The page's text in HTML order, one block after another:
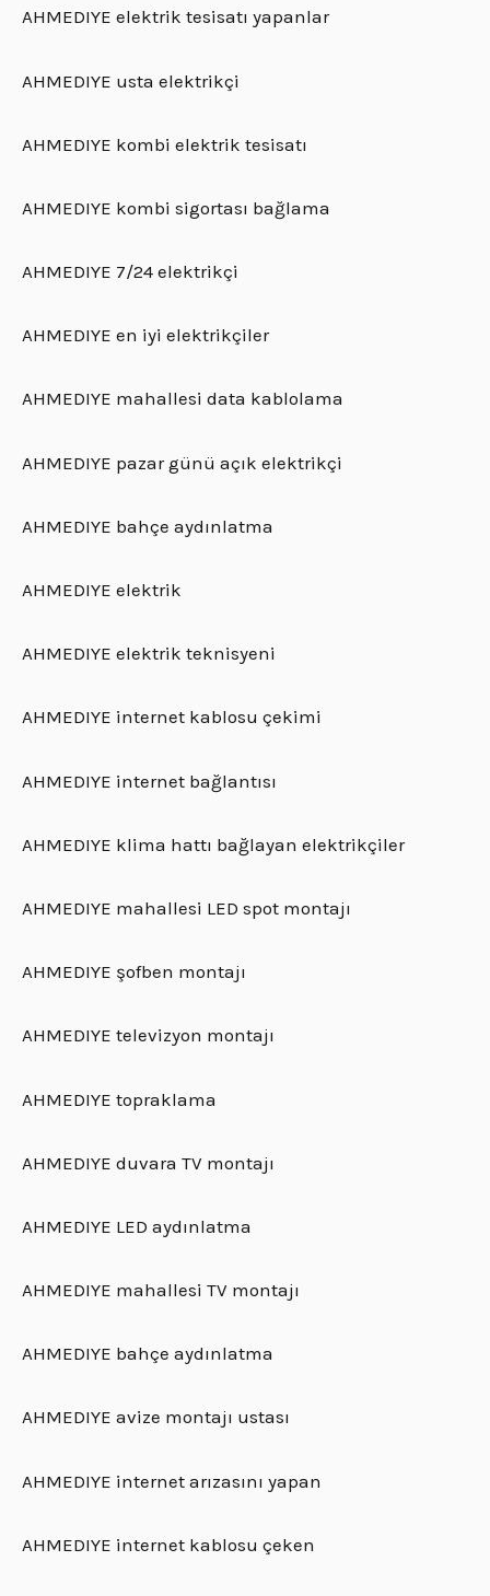
AHMEDIYE elektrik tesisatı yapanlar
AHMEDIYE usta elektrikçi
AHMEDIYE kombi elektrik tesisatı
AHMEDIYE kombi sigortası bağlama
AHMEDIYE 7/24 elektrikçi
AHMEDIYE en iyi elektrikçiler
AHMEDIYE mahallesi data kablolama
AHMEDIYE pazar günü açık elektrikçi
AHMEDIYE bahçe aydınlatma
AHMEDIYE elektrik
AHMEDIYE elektrik teknisyeni
AHMEDIYE internet kablosu çekimi
AHMEDIYE internet bağlantısı
AHMEDIYE klima hattı bağlayan elektrikçiler
AHMEDIYE mahallesi LED spot montajı
AHMEDIYE şofben montajı
AHMEDIYE televizyon montajı
AHMEDIYE topraklama
AHMEDIYE duvara TV montajı
AHMEDIYE LED aydınlatma
AHMEDIYE mahallesi TV montajı
AHMEDIYE bahçe aydınlatma
AHMEDIYE avize montajı ustası
AHMEDIYE internet arızasını yapan
AHMEDIYE internet kablosu çeken